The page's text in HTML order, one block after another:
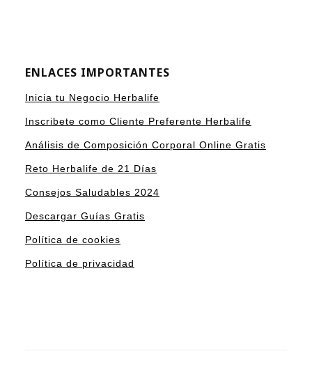
ENLACES IMPORTANTES
Inicia tu Negocio Herbalife
Inscribete como Cliente Preferente Herbalife
Análisis de Composición Corporal Online Gratis
Reto Herbalife de 21 Días
Consejos Saludables 2024
Descargar Guías Gratis
Política de cookies
Política de privacidad